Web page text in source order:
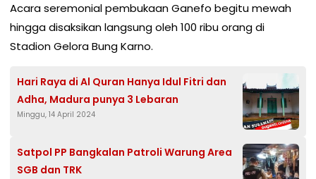
Acara seremonial pembukaan Ganefo begitu mewah
hingga disaksikan langsung oleh 100 ribu orang di
Stadion Gelora Bung Karno.
Hari Raya di Al Quran Hanya Idul Fitri dan
Adha, Madura punya 3 Lebaran
Minggu, 14 April 2024
Satpol PP Bangkalan Patroli Warung Area
SGB dan TRK